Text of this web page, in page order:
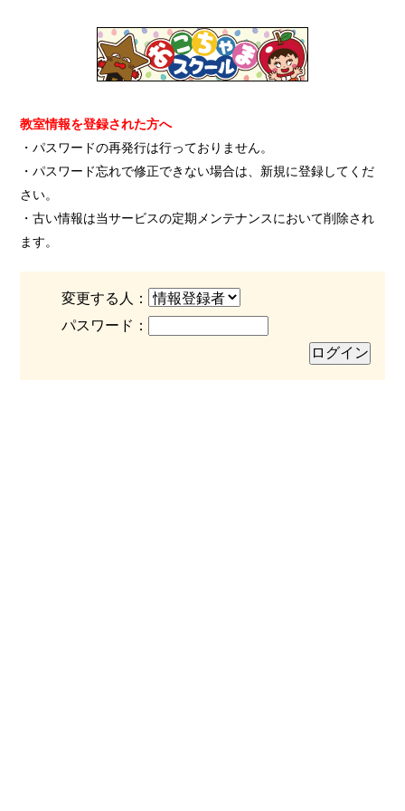
教室情報を登録された方へ
・パスワードの再発行は行っておりません。
・パスワード忘れで修正できない場合は、新規に登録してくだ
さい。
・古い情報は当サービスの定期メンテナンスにおいて削除され
ます。
変更する人：
パスワード：